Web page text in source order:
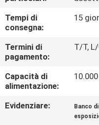
QUALITÀ
CONTATTICI
RICHIEDA
CITAZIONE
Tempi di
consegna:
15
Termini di
pagamento:
T/T,
Capacità di
alimentazione:
Evidenziare: Banco